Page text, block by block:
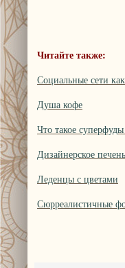
Читайте также:
Социальные сети
Душа кофе
Что такое
Дизайнерское
Леденцы с цветами
Сюрреалистичные